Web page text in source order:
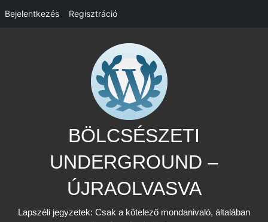
Bejelentkezés Regisztráció
BÖLCSÉSZETI
UNDERGROUND –
ÚJRAOLVASVA
Lapszéli jegyzetek: Csak a kötelező mondanivaló, általában